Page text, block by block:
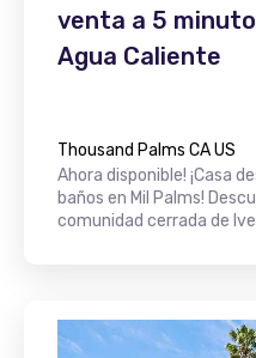
venta a 5
Agua Caliente
Thousand Palms CA US
Ahora disponible! ¡Casa
baños en Mil Palms!
comunidad cerrada de